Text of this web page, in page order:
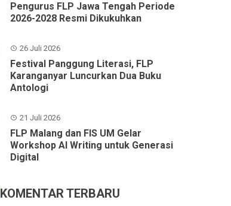
Pengurus FLP Jawa Tengah Periode
2026-2028 Resmi Dikukuhkan
26 Juli 2026
Festival Panggung Literasi, FLP
Karanganyar Luncurkan Dua Buku
Antologi
21 Juli 2026
FLP Malang dan FIS UM Gelar
Workshop AI Writing untuk Generasi
Digital
KOMENTAR TERBARU